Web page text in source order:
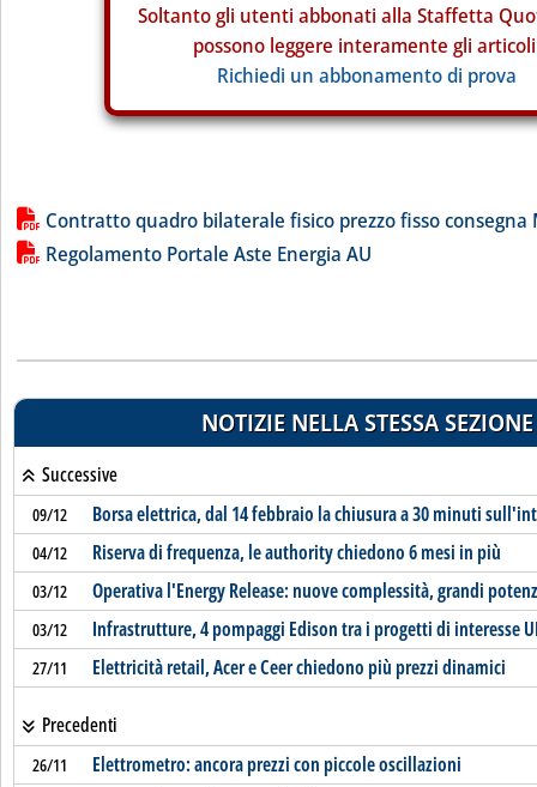
Soltanto gli utenti abbonati alla Staffetta
possono leggere interamente gli
Richiedi un abbonamento di prova
Lista allegati PDF alla notizia
Contratto quadro bilaterale fisico prezzo fisso consegna
Regolamento Portale Aste Energia AU
NOTIZIE NELLA STESSA SEZIONE
Successive
09/12 Borsa elettrica, dal 14 febbraio la chiusura a 30 minuti
04/12 Riserva di frequenza, le authority chiedono 6 mesi in più
03/12 Operativa l'Energy Release: nuove complessità, grandi
03/12 Infrastrutture, 4 pompaggi Edison tra i progetti di interesse
27/11 Elettricità retail, Acer e Ceer chiedono più prezzi dinamici
Precedenti
26/11 Elettrometro: ancora prezzi con piccole oscillazioni